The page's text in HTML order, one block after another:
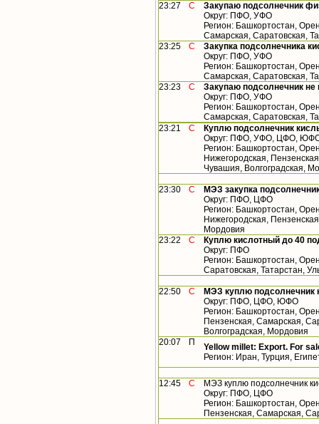
23:27 С
Закупаю подсолнечник
Округ: ПФО, УФО
Регион: Башкортостан,
Самарская, Саратовская,
23:25
С
Закупка подсолнечника
Округ: ПФО, УФО
Регион: Башкортостан,
Самарская, Саратовская,
23:23
С
Закупаю подсолнечник
Округ: ПФО, УФО
Регион: Башкортостан,
Самарская, Саратовская,
23:21
С
Куплю подсолнечник
Округ: ПФО, УФО, ЦФО,
Регион: Башкортостан,
Нижегородская,
Чувашия, Волгоградская,
23:30 С
МЭЗ закупка
Округ: ПФО, ЦФО
Регион: Башкортостан,
Нижегородская,
Мордовия
23:22
С
Куплю кислотный до 40
Округ: ПФО
Регион: Башкортостан,
Саратовская, Татарстан,
22:50 С
МЭЗ куплю подсолнечник
Округ: ПФО, ЦФО, ЮФО
Регион: Башкортостан,
Пензенская, Самарская,
Волгоградская, Мордовия
20:07
П Yellow millet: Export. For
Регион: Иран, Турция,
12:45 С
МЭЗ куплю подсолнечник
Округ: ПФО, ЦФО
Регион: Башкортостан,
Пензенская, Самарская,